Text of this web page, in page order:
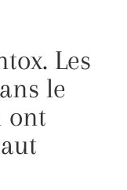
Les
le
ont